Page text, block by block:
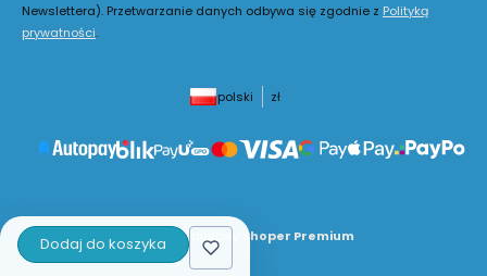
Newslettera). Przetwarzanie danych odbywa się zgodnie z Polityką
prywatności.
polski zł
Sklep internetowy Shoper Premium
Dodaj do koszyka